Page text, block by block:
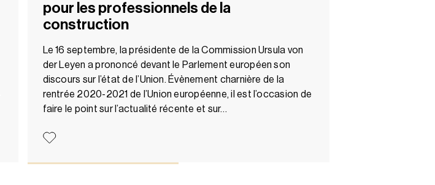
pour les professionnels de la
construction
Le 16 septembre, la présidente de la Commission Ursula von
der Leyen a prononcé devant le Parlement européen son
discours sur l’état de l’Union. Évènement charnière de la
rentrée 2020-2021 de l’Union européenne, il est l’occasion de
faire le point sur l’actualité récente et sur…